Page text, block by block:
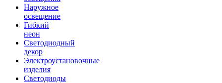
Наружное
освещение
Гибкий
неон
Светодиодный
декор
Электроустановочные
изделия
Светодиоды